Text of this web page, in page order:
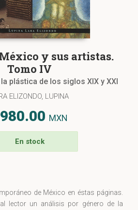
y sus artistas.
Tomo IV
plástica de los siglos XIX y XXI
ELIZONDO, LUPINA
MXN
En stock
de México en éstas páginas.
lector un análisis por género de la